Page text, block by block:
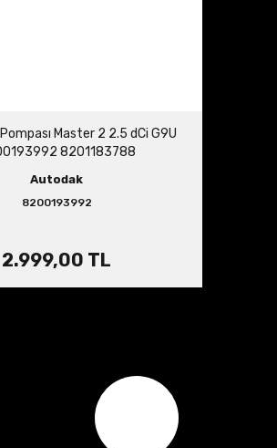
Master 2 2.5 dCi G9U
8201183788
Autodak
8200193992
2.999,00 TL